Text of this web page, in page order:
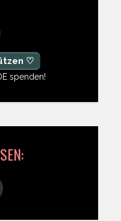
♡
spenden!